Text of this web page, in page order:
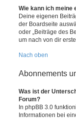
Wie kann ich meine
Deine eigenen
der Boardseite
oder „Beiträge des
um nach von dir
Nach oben
Abonnements
Was ist der
Forum?
In phpBB 3.0
Informationen bei